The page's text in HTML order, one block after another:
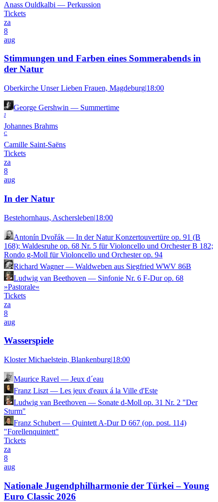
Anass Ouldkalbi — Perkussion
Tickets
za
8
aug
Stimmungen und Farben eines Sommerabends in
der Natur
Oberkirche Unser Lieben Frauen, Magdeburg|18:00
George Gershwin — Summertime
J
Johannes Brahms
C
Camille Saint-Saëns
Tickets
za
8
aug
In der Natur
Bestehornhaus, Aschersleben|18:00
Antonín Dvořák — In der Natur Konzertouvertüre op. 91 (B
168); Waldesruhe op. 68 Nr. 5 für Violoncello und Orchester B 182;
Rondo g-Moll für Violoncello und Orchester op. 94
Richard Wagner— Waldweben aus Siegfried WWV 86B
Ludwig van Beethoven — Sinfonie Nr. 6 F-Dur op. 68
»Pastorale«
Tickets
za
8
aug
Wasserspiele
Kloster Michaelstein, Blankenburg|18:00
Maurice Ravel — Jeux d´eau
Franz Liszt — Les jeux d'eaux á la Ville d'Este
Ludwig van Beethoven — Sonate d-Moll op. 31 Nr. 2 "Der
Sturm"
Franz Schubert — Quintett A-Dur D 667 (op. post. 114)
"Forellenquintett"
Tickets
za
8
aug
Nationale Jugendphilharmonie der Türkei – Young
Euro Classic 2026